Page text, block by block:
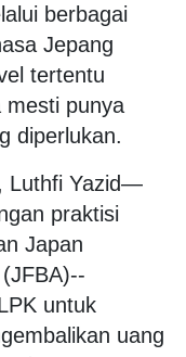
berbagai
Jepang
tertentu
mesti punya
diperlukan.
Luthfi Yazid—
praktisi
Japan
untuk
uang